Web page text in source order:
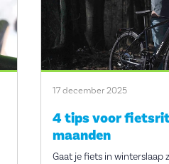
17 december 2025
4 tips voor
maanden
Gaat je fiets in winterslaap